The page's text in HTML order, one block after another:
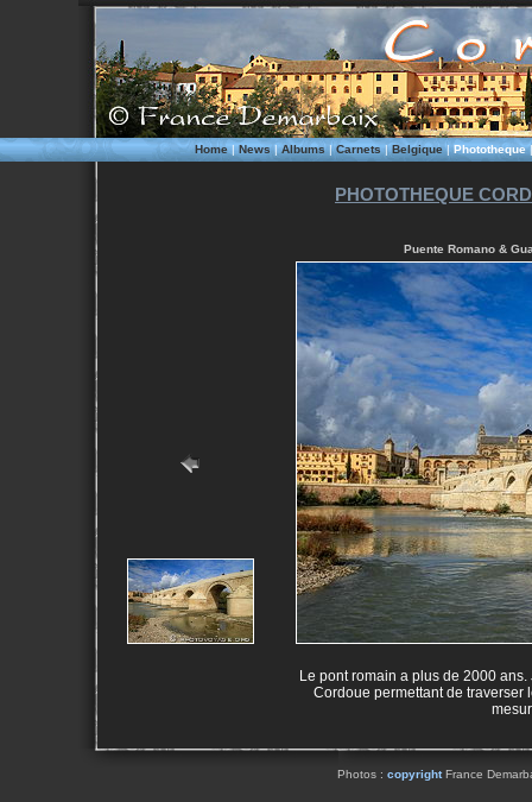
Home|News|Albums|Carnets|Belgique|Phototheque
PHOTOTHEQUE
Puente Romano &
Le pont romain a plus de 2000
Cordoue permettant de traverser
Photos : copyrightFrance